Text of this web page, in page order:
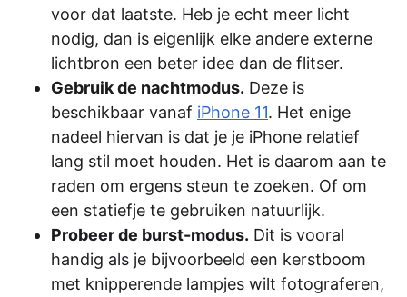
voor dat laatste. Heb je echt meer licht
nodig, dan is eigenlijk elke andere externe
lichtbron een beter idee dan de flitser.
Gebruik de nachtmodus. Deze is
beschikbaar vanaf iPhone 11. Het enige
nadeel hiervan is dat je je iPhone relatief
lang stil moet houden. Het is daarom aan te
raden om ergens steun te zoeken. Of om
een statiefje te gebruiken natuurlijk.
Probeer de burst-modus. Dit is vooral
handig als je bijvoorbeeld een kerstboom
met knipperende lampjes wilt fotograferen,